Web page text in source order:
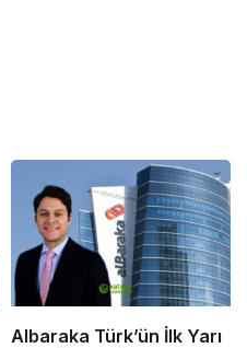
Albaraka Türk’ün İlk Yarı